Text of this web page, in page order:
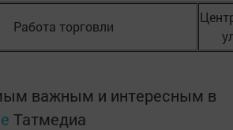
Работа торговли
важным и интересным в
Татмедиа